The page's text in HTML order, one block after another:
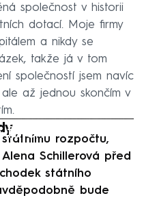
společnost v historii
dotací. Moje firmy
a nikdy se
takže já v tom
společností jsem navíc
až jednou skončím v
fetch
rozpočtu,
Schillerová před
státního
bude